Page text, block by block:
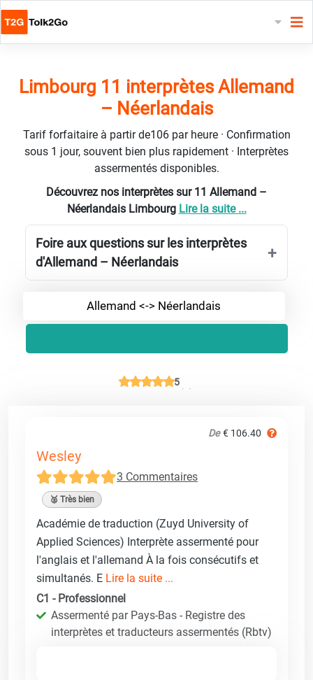
Limbourg 11 interprètes Allemand
– Néerlandais
Tarif forfaitaire à partir de106 par heure · Confirmation
sous 1 jour, souvent bien plus rapidement · Interprètes
assermentés disponibles.
Découvrez nos interprètes sur 11 Allemand –
Néerlandais Limbourg Lire la suite ...
Foire aux questions sur les interprètes
d'Allemand – Néerlandais
Allemand <-> Néerlandais
5
De € 106.40
Wesley
3 Commentaires
🥈 Très bien
Académie de traduction (Zuyd University of
Applied Sciences) Interprète assermenté pour
l'anglais et l'allemand À la fois consécutifs et
simultanés. E Lire la suite ...
C1 - Professionnel
Assermenté par Pays-Bas - Registre des
interprètes et traducteurs assermentés (Rbtv)